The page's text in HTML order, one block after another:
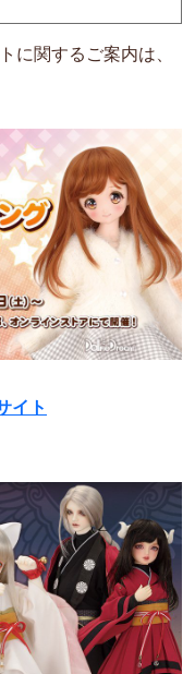
に関するご案内は、
イト